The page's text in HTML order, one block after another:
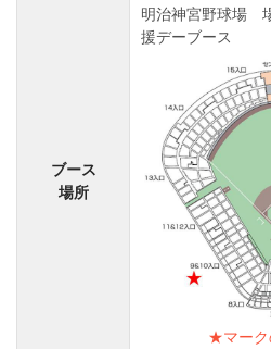
ブース
場所
明治神宮野球場
援デーブース
★マーク